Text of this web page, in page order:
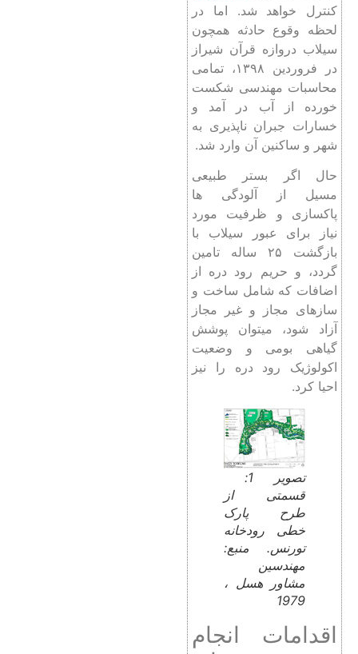
کنترل خواهد شد. اما در
لحظه وقوع حادثه همچون
سیلاب دروازه قرآن شیراز
در فروردین ۱۳۹۸، تمامی
محاسبات مهندسی شکست
خورده از آب در آمد و
خسارات جبران ناپذیری به
شهر و ساکنین آن وارد شد.
حال اگر بستر طبیعی
مسیل از آلودگی ها
پاکسازی و ظرفیت مورد
نیاز برای عبور سیلاب با
بازگشت ۲۵ ساله تامین
گردد، و حریم رود دره از
اضافات که شامل ساخت و
سازهای مجاز و غیر مجاز
آزاد شود، میتوان پوشش
گیاهی بومی و وضعیت
اکولوژیک رود دره را نیز
احیا کرد.
تصویر 1:
قسمتی از
طرح پارک
خطی رودخانه
تورنس. منبع:
مهندسین
مشاور هسل ،
1979
اقدامات انجام